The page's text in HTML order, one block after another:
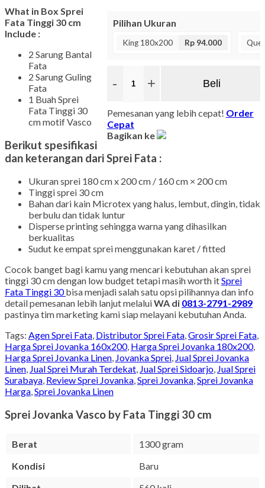
Pilihan Ukuran
King 180x200 Rp 94.000
- + Beli
Pemesanan yang lebih cepat! Order
Cepat
Bagikan ke
What in Box Sprei
Fata Tinggi 30 cm
Include :
2 Sarung Bantal
Fata
2 Sarung Guling
Fata
1 Buah Sprei
Fata Tinggi 30
cm motif Vasco
Berikut spesifikasi
dan keterangan dari Sprei Fata :
Ukuran sprei 180 cm x 200 cm / 160 cm × 200 cm
Tinggi sprei 30 cm
Bahan dari kain Microtex yang halus, lembut, dingin, tidak
berbulu dan tidak luntur
Disperse printing sehingga warna yang dihasilkan
berkualitas
Sudut ke empat sprei menggunakan karet / fitted
Cocok banget bagi kamu yang mencari kebutuhan akan sprei
tinggi 30 cm dengan low budget tetapi masih worth itSprei
Fata Tinggi 30bisa menjadi salah satu opsi pilihannya dan info
detail pemesanan lebih lanjut melaluiWA di 0813-2791-2989
pastinya tim marketing kami siap melayani kebutuhan Anda.
Tags: Agen Sprei Fata, Distributor Sprei Fata,Grosir Sprei Fata,
Harga Sprei Jovanka 160x200, Harga Sprei Jovanka 180x200,
Harga Sprei Jovanka Linen, Jovanka Sprei, Jual Sprei Jovanka
Linen, Jual Sprei Murah Terdekat, Jual Sprei Sidoarjo, Jual Sprei
Surabaya, Review Sprei Jovanka,Sprei Jovanka,Sprei Jovanka
Harga,Sprei Jovanka Linen
Sprei Jovanka Vasco by Fata Tinggi 30 cm
Berat
1300 gram
Kondisi
Baru